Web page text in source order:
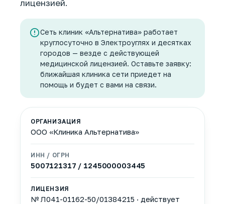
лицензией.
Сеть клиник «Альтернатива» работает
круглосуточно в Электроуглях и десятках
городов — везде с действующей
медицинской лицензией. Оставьте заявку:
ближайшая клиника сети приедет на
помощь и будет с вами на связи.
ОРГАНИЗАЦИЯ
ООО «Клиника Альтернатива»
ИНН / ОГРН
5007121317 / 1245000003445
ЛИЦЕНЗИЯ
№ Л041-01162-50/01384215 · действует